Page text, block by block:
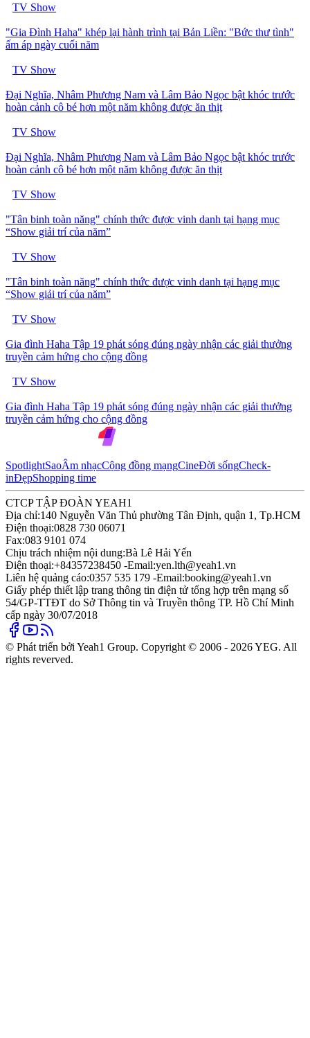
TV Show
"Gia Đình Haha" khép lại hành trình tại Bản Liền: "Bức thư tình"
ấm áp ngày cuối năm
TV Show
Đại Nghĩa, Nhâm Phương Nam và Lâm Bảo Ngọc bật khóc trước
hoàn cảnh cô bé hơn một năm không được ăn thịt
TV Show
Đại Nghĩa, Nhâm Phương Nam và Lâm Bảo Ngọc bật khóc trước
hoàn cảnh cô bé hơn một năm không được ăn thịt
TV Show
"Tân binh toàn năng" chính thức được vinh danh tại hạng mục
“Show giải trí của năm”
TV Show
"Tân binh toàn năng" chính thức được vinh danh tại hạng mục
“Show giải trí của năm”
TV Show
Gia đình Haha Tập 19 phát sóng đúng ngày nhận các giải thưởng
truyền cảm hứng cho cộng đồng
TV Show
Gia đình Haha Tập 19 phát sóng đúng ngày nhận các giải thưởng
truyền cảm hứng cho cộng đồng
SpotlightSaoÂm nhạcCộng đồng mạngCineĐời sốngCheck-
inĐẹpShopping time
CTCP TẬP ĐOÀN YEAH1
Địa chỉ:140 Nguyễn Văn Thủ phường Tân Định, quận 1, Tp.HCM
Điện thoại:0828 730 06071
Fax:083 9101 074
Chịu trách nhiệm nội dung:Bà Lê Hải Yến
Điện thoại:+84357238450 -Email:yen.lth@yeah1.vn
Liên hệ quảng cáo:0357 535 179 -Email:booking@yeah1.vn
Giấy phép thiết lập trang thông tin điện tử tổng hợp trên mạng số
54/GP-TTĐT do Sở Thông tin và Truyền thông TP. Hồ Chí Minh
cấp ngày 30/07/2018
© Phát triển bởi Yeah1 Group. Copyright © 2006 - 2026 YEG. All
rights reverved.